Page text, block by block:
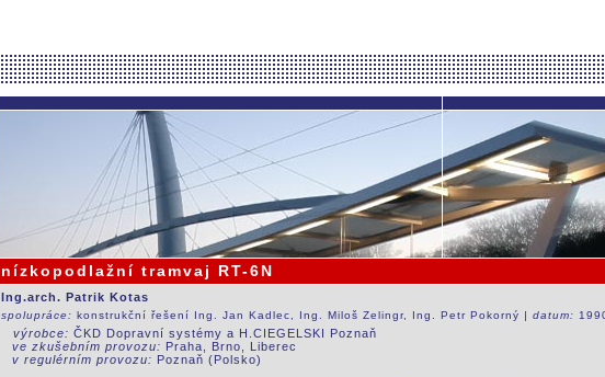
nízkopodlažní tramvaj RT-6N
Ing.arch. Patrik Kotas
spolupráce: konstrukční řešení Ing. Jan Kadlec, Ing. Miloš Zelingr, Ing. Petr Pokorný | datum:
výrobce: ČKD Dopravní systémy a H.CIEGELSKI Poznaň
ve zkušebním provozu: Praha, Brno, Liberec
v regulérním provozu: Poznaň (Polsko)